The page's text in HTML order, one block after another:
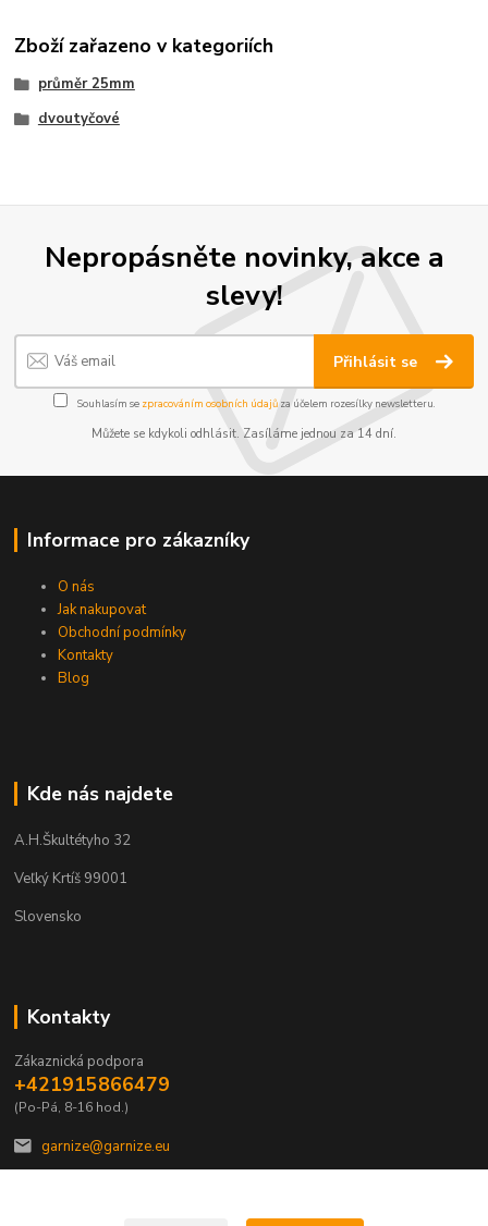
Zboží zařazeno v kategoriích
průměr 25mm
dvoutyčové
Nepropásněte novinky, akce a
slevy!
Přihlásit se
Souhlasím se zpracováním osobních údajůza účelem rozesílky newsletteru.
Můžete se kdykoli odhlásit. Zasíláme jednou za 14 dní.
Informace pro zákazníky
O nás
Jak nakupovat
Obchodní podmínky
Kontakty
Blog
Kde nás najdete
A.H.Škultétyho 32
Veľký Krtíš 99001
Slovensko
Kontakty
Zákaznická podpora
+421915866479
(Po-Pá, 8-16 hod.)
garnize@garnize.eu